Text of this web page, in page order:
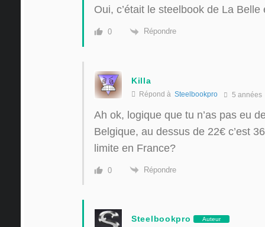
Oui, c’était le steelbook de La
0 Répondre
Killa
Répond à Steelbookpro 5 années
Ah ok, logique que tu n’as pas eu
Belgique, au dessus de 22€ c’est
limite en France?
0 Répondre
Steelbookpro Auteur